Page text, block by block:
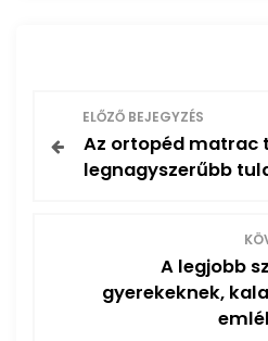
ELŐZŐ BEJEGYZÉS
Az ortopéd matrac
legnagyszerűbb
A legjobb
gyerekeknek,